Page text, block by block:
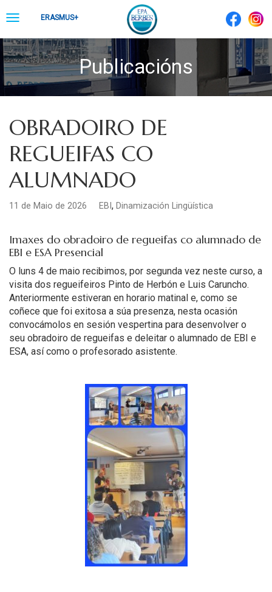
to ToggleERASMUS+
Publicacións
OBRADOIRO DE
REGUEIFAS CO
ALUMNADO
11 de Maio de 2026 EBI , Dinamización Lingüística
Imaxes do obradoiro de regueifas co alumnado de
EBI e ESA Presencial
O luns 4 de maio recibimos, por segunda vez neste curso, a
visita dos regueifeiros Pinto de Herbón e Luis Caruncho.
Anteriormente estiveran en horario matinal e, como se
coñece que foi exitosa a súa presenza, nesta ocasión
convocámolos en sesión vespertina para desenvolver o
seu obradoiro de regueifas e deleitar o alumnado de EBI e
ESA, así como o profesorado asistente.